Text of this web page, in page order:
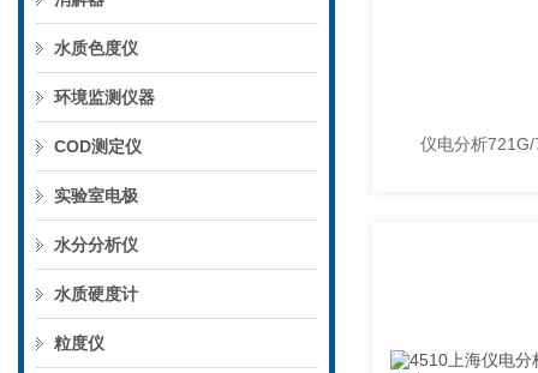
水质色度仪
环境监测仪器
COD测定仪
实验室电极
水分分析仪
水质硬度计
粒度仪